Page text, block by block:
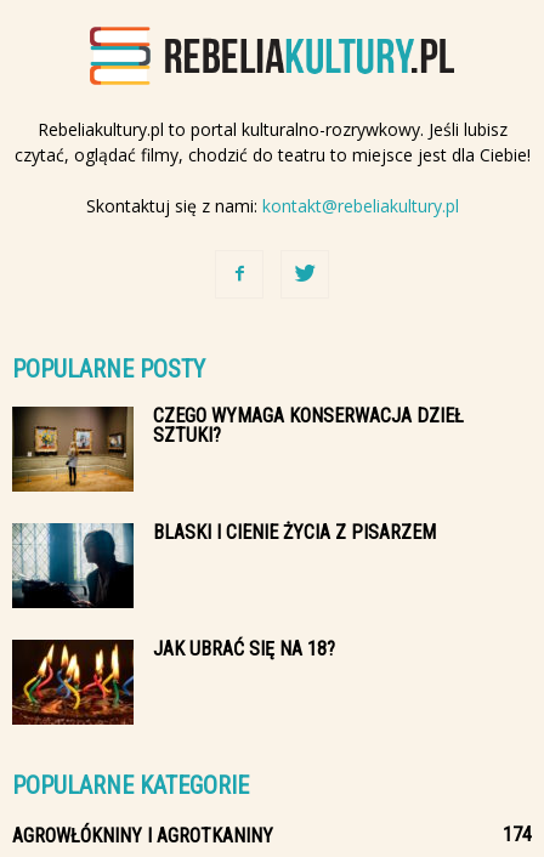
Rebeliakultury.pl to portal kulturalno-rozrywkowy. Jeśli lubisz
czytać, oglądać filmy, chodzić do teatru to miejsce jest dla Ciebie!
Skontaktuj się z nami: kontakt@rebeliakultury.pl
POPULARNE POSTY
CZEGO WYMAGA KONSERWACJA DZIEŁ
SZTUKI?
BLASKI I CIENIE ŻYCIA Z PISARZEM
JAK UBRAĆ SIĘ NA 18?
POPULARNE KATEGORIE
AGROWŁÓKNINY I AGROTKANINY 174